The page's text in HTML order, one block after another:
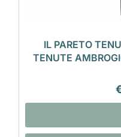
IL PARETO
TENUTE